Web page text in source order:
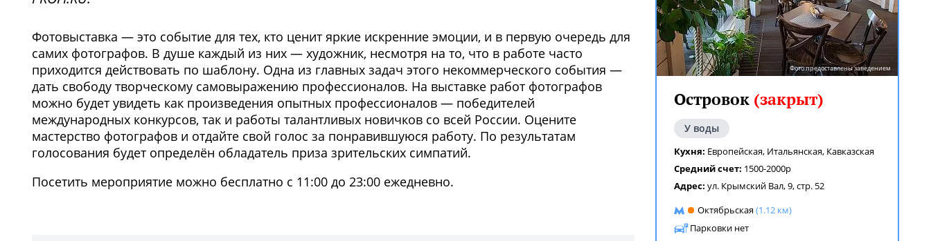
Фотовыставка — это событие для тех, кто ценит яркие искренние эмоции, и в первую очередь для
самих фотографов. В душе каждый из них — художник, несмотря на то, что в работе часто
приходится действовать по шаблону. Одна из главных задач этого некоммерческого события —
дать свободу творческому самовыражению профессионалов. На выставке работ фотографов
можно будет увидеть как произведения опытных профессионалов — победителей
международных конкурсов, так и работы талантливых новичков со всей России. Оцените
мастерство фотографов и отдайте свой голос за понравившуюся работу. По результатам
голосования будет определён обладатель приза зрительских симпатий.
Посетить мероприятие можно бесплатно с 11:00 до 23:00 ежедневно.
Фото предоставлены заведением
Островок (закрыт)
У воды
Кухня: Европейская, Итальянская, Кавказская
Средний счет: 1500-2000р
Адрес: ул. Крымский Вал, 9, стр. 52
Октябрьская(1.12 км)
Парковки нет